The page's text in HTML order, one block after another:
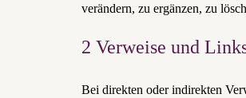
verändern, zu ergänzen, zu
2 Verweise und
Bei direkten oder indirekten